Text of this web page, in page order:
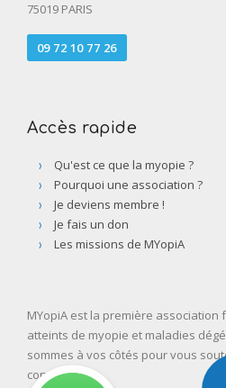
75019 PARIS
09 72 10 77 26
Accès rapide
Qu'est ce que la myopie ?
Pourquoi une association ?
Je deviens membre !
Je fais un don
Les missions de MYopiA
MYopiA est la première
atteints de myopie et maladies
sommes à vos côtés pour vous
conseiller.